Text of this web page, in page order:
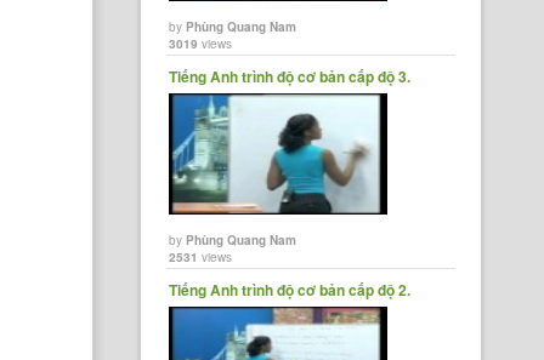
byPhùng Quang Nam
3019 views
Tiếng Anh trình độ cơ bản cấp độ 3.
byPhùng Quang Nam
2531 views
Tiếng Anh trình độ cơ bản cấp độ 2.